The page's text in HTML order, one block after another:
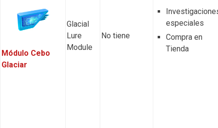
Módulo Cebo
Glaciar
Glacial
Lure
Module
No tiene
especiales
Compra en
Tienda